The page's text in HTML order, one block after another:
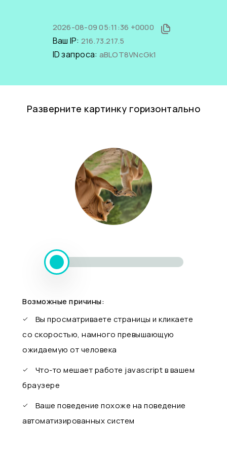
2026-08-09 05:11:36 +0000
Ваш IP: 216.73.217.5
ID запроса: aBLOT8VNcGk1
Разверните картинку горизонтально
Возможные причины:
Вы просматриваете страницы и кликаете
со скоростью, намного превышающую
ожидаемую от человека
Что-то мешает работе javascript в вашем
браузере
Ваше поведение похоже на поведение
автоматизированных систем